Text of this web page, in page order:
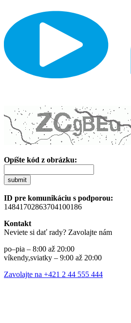
Opíšte kód z obrázku:
submit
ID pre komunikáciu s podporou:
14841702863704100186
Kontakt
Neviete si dať rady? Zavolajte nám
po–pia – 8:00 až 20:00
víkendy,sviatky – 9:00 až 20:00
Zavolajte na +421 2 44 555 444